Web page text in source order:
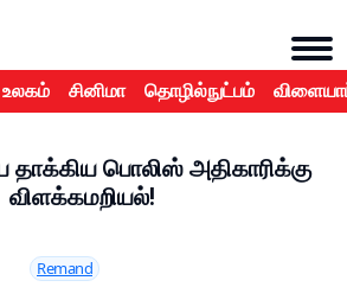
உலகம் சினிமா தொழில்நுட்பம்
பொலிஸ் அதிகாரிக்கு
விளக்கமறியல்!
Remand